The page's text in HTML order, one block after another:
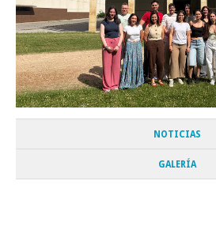
NOTICIAS
GALERÍA